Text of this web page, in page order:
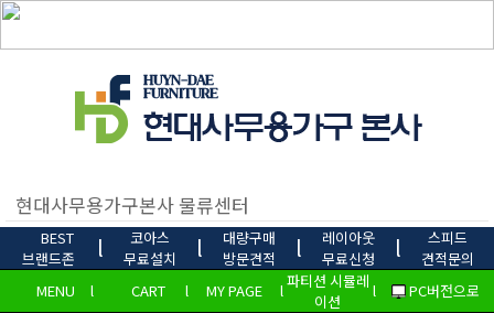
BEST
브랜드존
l
코아스
무료설치
l
대량구매
방문견적
l
레이아웃
무료신청
l
스피드
견적문의
MENU
l CART l MY PAGE l파티션 시뮬레
이션
l PC버전으로